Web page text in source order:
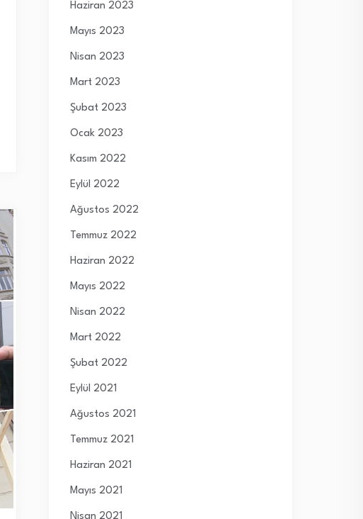
Haziran 2023
Mayıs 2023
Nisan 2023
Mart 2023
Şubat 2023
Ocak 2023
Kasım 2022
Eylül 2022
Ağustos 2022
Temmuz 2022
Haziran 2022
Mayıs 2022
Nisan 2022
Mart 2022
Şubat 2022
Eylül 2021
Ağustos 2021
Temmuz 2021
Haziran 2021
Mayıs 2021
Nisan 2021